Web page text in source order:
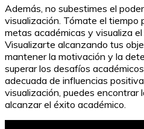
Además, no subestimes el
visualización. Tómate el tiempo
metas académicas y visualiza
Visualizarte alcanzando tus
mantener la motivación y la
superar los desafíos
adecuada de influencias
visualización, puedes encontrar
alcanzar el éxito académico.